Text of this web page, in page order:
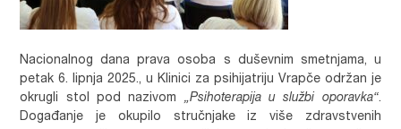
Nacionalnog dana prava osoba s duševnim smetnjama, u
petak 6. lipnja 2025., u Klinici za psihijatriju Vrapče održan je
okrugli stol pod nazivom „Psihoterapija u službi oporavka“.
Događanje je okupilo stručnjake iz više zdravstvenih